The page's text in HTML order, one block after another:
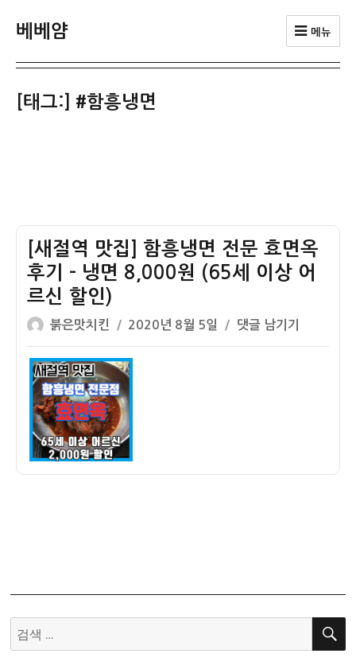
베베얌 메뉴
[태그:] #함흥냉면
[새절역 맛집] 함흥냉면 전문 효면옥
후기 – 냉면 8,000원 (65세 이상 어
르신 할인)
글
쓴
이
붉은맛치킨
작
성
일
2020년 8월 5일
[새
절
댓글 남기기
검
색:
검